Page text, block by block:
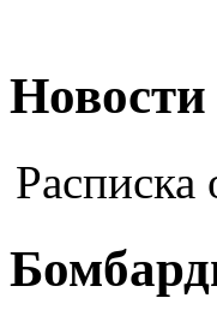
Расписка